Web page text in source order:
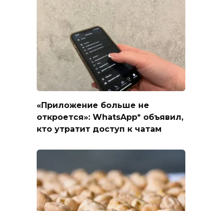
«Приложение больше не
откроется»: WhatsApp* объявил,
кто утратит доступ к чатам